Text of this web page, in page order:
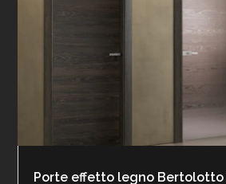
Porte effetto legno Bertolotto